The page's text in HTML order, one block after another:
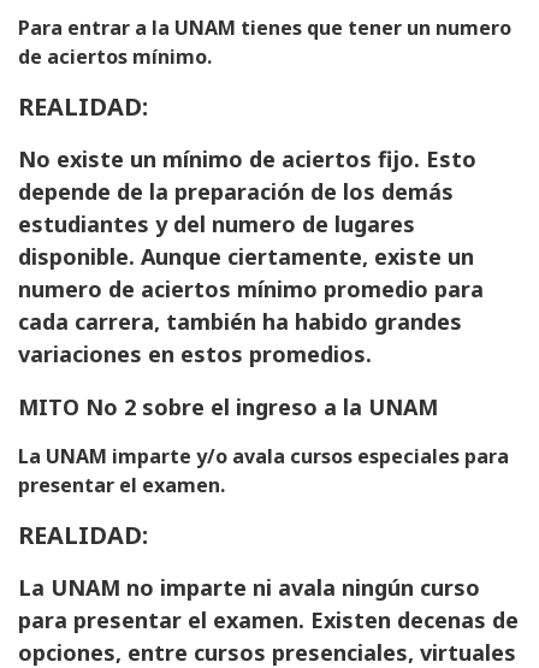
Para entrar a la UNAM tienes que tener un numero
de aciertos mínimo.
REALIDAD:
No existe un mínimo de aciertos fijo. Esto
depende de la preparación de los demás
estudiantes y del numero de lugares
disponible. Aunque ciertamente, existe un
numero de aciertos mínimo promedio para
cada carrera, también ha habido grandes
variaciones en estos promedios.
MITO No 2 sobre el ingreso a la UNAM
La UNAM imparte y/o avala cursos especiales para
presentar el examen.
REALIDAD:
La UNAM no imparte ni avala ningún curso
para presentar el examen. Existen decenas de
opciones, entre cursos presenciales, virtuales